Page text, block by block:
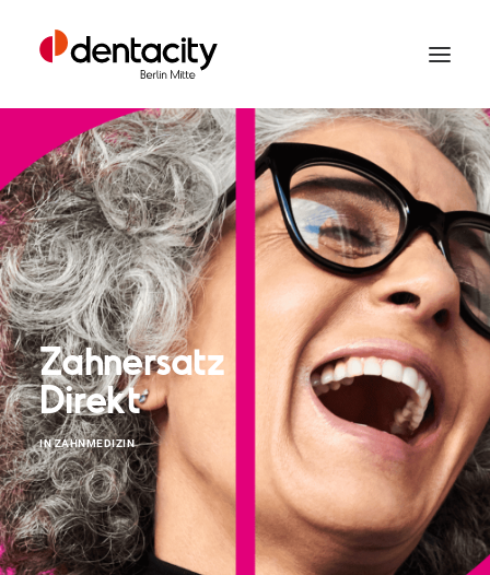
TERMIN VEREINBAREN
SEARCH
Zahnersatz
Direkt
INZAHNMEDIZIN